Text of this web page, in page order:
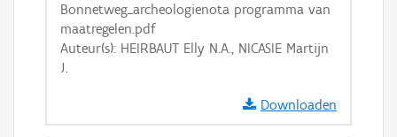
Bonnetweg_archeologienota programma van
maatregelen.pdf
Auteur(s): HEIRBAUT Elly N.A., NICASIE Martijn
J.
Downloaden